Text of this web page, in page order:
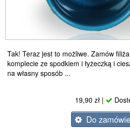
Tak! Teraz jest to możliwe. Zamów
komplecie ze spodkiem i łyżeczką i
na własny sposób ...
19,90 zł |
Do